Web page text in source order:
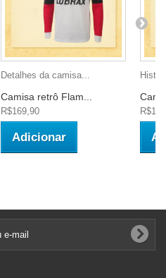
Detalhes da camisa...
Camisa retrô Flam...
R$169,90
Adicionar